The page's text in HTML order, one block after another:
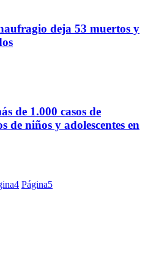
deja 53 muertos y
de 1.000 casos de
de niños y adolescentes en
4 Página5